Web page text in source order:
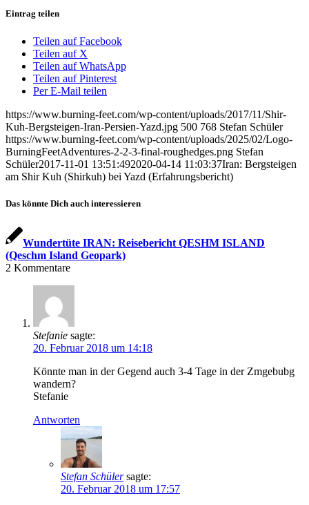
Eintrag teilen
Teilen auf Facebook
Teilen auf X
Teilen auf WhatsApp
Teilen auf Pinterest
Per E-Mail teilen
https://www.burning-feet.com/wp-content/uploads/2017/11/Shir-
Kuh-Bergsteigen-Iran-Persien-Yazd.jpg 500 768 Stefan Schüler
https://www.burning-feet.com/wp-content/uploads/2025/02/Logo-
BurningFeetAdventures-2-2-3-final-roughedges.png Stefan
Schüler2017-11-01 13:51:492020-04-14 11:03:37Iran: Bergsteigen
am Shir Kuh (Shirkuh) bei Yazd (Erfahrungsbericht)
Das könnte Dich auch interessieren
Wundertüte IRAN: Reisebericht QESHM ISLAND
(Qeschm Island Geopark)
2 Kommentare
Stefanie sagte:
20. Februar 2018 um 14:18
Könnte man in der Gegend auch 3-4 Tage in der Zmgebubg
wandern?
Stefanie
Antworten
Stefan Schüler sagte:
20. Februar 2018 um 17:57